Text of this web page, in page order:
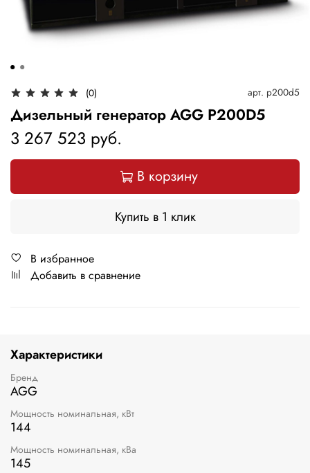
(0) арт. p200d5
Дизельный генератор AGG P200D5
3 267 523 руб.
В корзину
Купить в 1 клик
В избранное
Добавить в сравнение
Характеристики
Бренд
AGG
Мощность номинальная, кВт
144
Мощность номинальная, кВа
145